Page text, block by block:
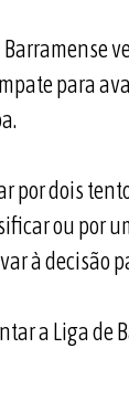
para
por dois
ou por
à decisão
a Liga de